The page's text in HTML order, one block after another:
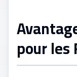
pour les